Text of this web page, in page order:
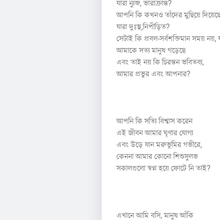
যাঁরা ন্যুব্জ, ভারাক্রান্ত?
আপনি কি কখনও তাঁদের মুছিয়ে
যারা দুঃস্থ,নিপীড়িত?
সেটাই কি প্রবল-সর্বশক্তিমান সময় নয়,
আমাকে সত্য মানুষ গড়েছে
এবং তাই নয় কি চিরন্তন ভবিতব্য,
আমার প্রভুর এবং আপনার?
আপনি কি সত্যি বিশ্বাস করেন
এই জীবন আমার ঘৃণার যোগ্য
এবং উড়ে যান মরুভূমির গভীরে,
কেননা আমার কোনো শিশুসুলভ
সকালগুলো স্বপ্ন হয়ে ফোটে নি তাই?
এখানে আমি বসি, মানুষ আঁকি